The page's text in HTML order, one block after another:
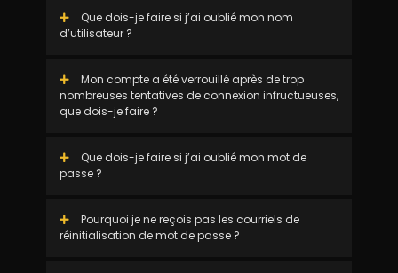
Que dois-je faire si j’ai oublié mon nom
d’utilisateur ?
Mon compte a été verrouillé après de trop
nombreuses tentatives de connexion infructueuses,
que dois-je faire ?
Que dois-je faire si j’ai oublié mon mot de
passe ?
Pourquoi je ne reçois pas les courriels de
réinitialisation de mot de passe ?